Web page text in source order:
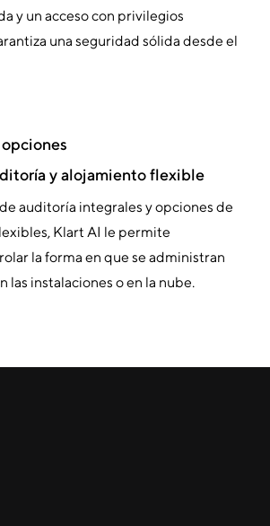
y un acceso con privilegios
una seguridad sólida desde el
y alojamiento flexible
auditoría integrales y opciones de
Klart AI le permite
la forma en que se administran
las instalaciones o en la nube.